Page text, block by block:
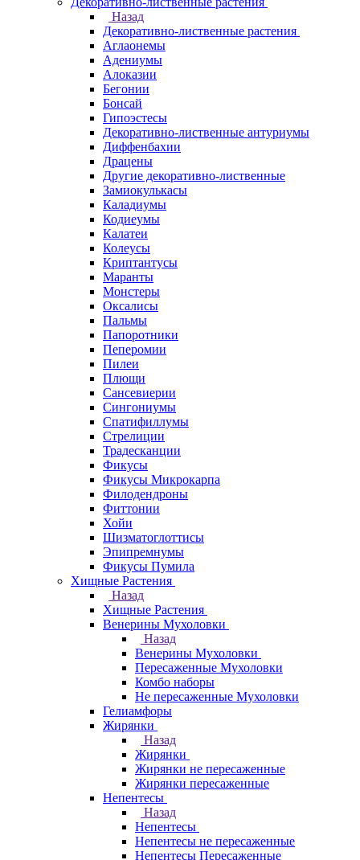
Назад
Декоративно-лиственные растения
Аглаонемы
Адениумы
Алоказии
Бегонии
Бонсай
Гипоэстесы
Декоративно-лиственные антуриумы
Диффенбахии
Драцены
Другие декоративно-лиственные
Замиокулькасы
Каладиумы
Кодиеумы
Калатеи
Колеусы
Криптантусы
Маранты
Монстеры
Оксалисы
Пальмы
Папоротники
Пеперомии
Пилеи
Плющи
Сансевиерии
Сингониумы
Спатифиллумы
Стрелиции
Традесканции
Фикусы
Фикусы Микрокарпа
Филодендроны
Фиттонии
Хойи
Шизматоглоттисы
Эпипремнумы
Фикусы Пумила
Хищные Растения
Назад
Хищные Растения
Венерины Мухоловки
Назад
Венерины Мухоловки
Пересаженные Мухоловки
Комбо наборы
Не пересаженные Мухоловки
Гелиамфоры
Жирянки
Назад
Жирянки
Жирянки не пересаженные
Жирянки пересаженные
Непентесы
Назад
Непентесы
Непентесы не пересаженные
Непентесы Пересаженные